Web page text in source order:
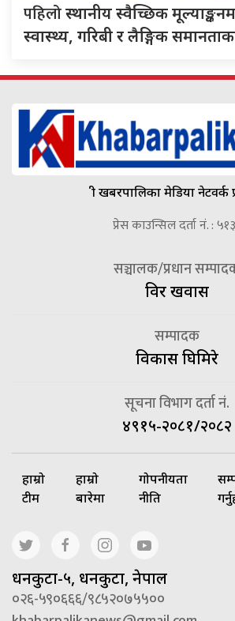
पहिलोस्थानीय स्वैच्छिक
स्वास्थ्य, गरिबी र लैङ्गिक
श्री खबरपालिका मेडिया नेटवर्क
प्रेस काउन्सिल दर्ता नं. :
सञ्चालक/प्रधान
विदुर खवास
सम्पादक
विकास घिमिरे
सूचना विभाग दर्ता नं.
४९१५-२०८१/२०८२
हाम्रो
टीम
हाम्रो
बारेमा
गोपनीयता
नीति
धनकुटा-५, धनकुटा, नेपाल
०२६-५९०६६६/९८५२०७५५००